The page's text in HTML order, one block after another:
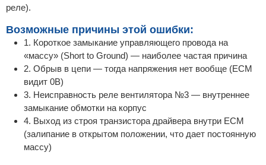
реле).
Возможные причины этой ошибки:
1. Короткое замыкание управляющего провода на
«массу» (Short to Ground) — наиболее частая причина
2. Обрыв в цепи — тогда напряжения нет вообще (ECM
видит 0В)
3. Неисправность реле вентилятора №3 — внутреннее
замыкание обмотки на корпус
4. Выход из строя транзистора драйвера внутри ECM
(залипание в открытом положении, что дает постоянную
массу)